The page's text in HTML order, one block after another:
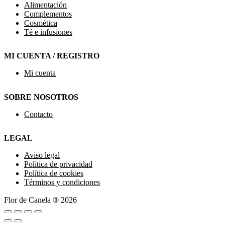
Alimentación
Complementos
Cosmética
Té e infusiones
MI CUENTA / REGISTRO
Mi cuenta
SOBRE NOSOTROS
Contacto
LEGAL
Aviso legal
Política de privacidad
Política de cookies
Términos y condiciones
Flor de Canela ® 2026